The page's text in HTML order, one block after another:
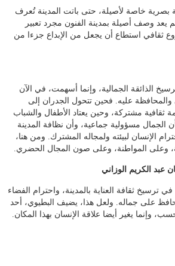
خاصة لأصيلة، حتى باتت المدينة تُعرف
يعد وصف أصيلة بمدينة الفنون مجرد تعبير
ثقافي استطاع أن يجعل من الإبداع جزءا من
الذائقة الجمالية، وإنما أسهمت، في الآن
عليه. فحين تتحول الجدران إلى
ثقافية مشتركة، وحين يعتاد الأطفال والشباب
الجمال مسؤولية جماعية، وأن نظافة المدينة
الإنسان لبيئته ولمجاله المشترك. ومن هنا،
وعلى المواطنة، وعلى صون المجال الحضري.
عبد الكريم الوزاني
ثقافة العناية بالمدينة، واحترام الفضاء
على جماله. ولعل هذا، يضيف البطيوي، أحد
وإنما يغير أيضا علاقة الإنسان بهذا المكان.